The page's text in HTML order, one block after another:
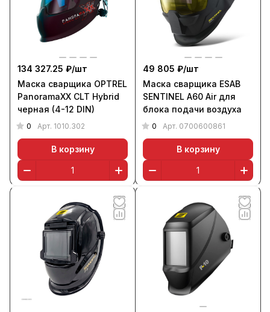
134 327.25 ₽/шт
Маска сварщика OPTREL
PanoramaXX CLT Hybrid
черная (4-12 DIN)
0 Арт. 1010.302
В корзину
49 805 ₽/шт
Маска сварщика ESAB
SENTINEL A60 Air для
блока подачи воздуха
0 Арт. 0700600861
В корзину